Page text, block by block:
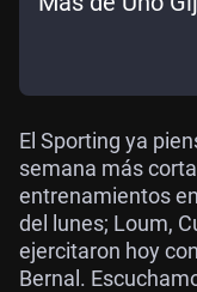
El Sporting ya
semana más
entrenamientos
del lunes; Loum,
ejercitaron hoy
Bernal.